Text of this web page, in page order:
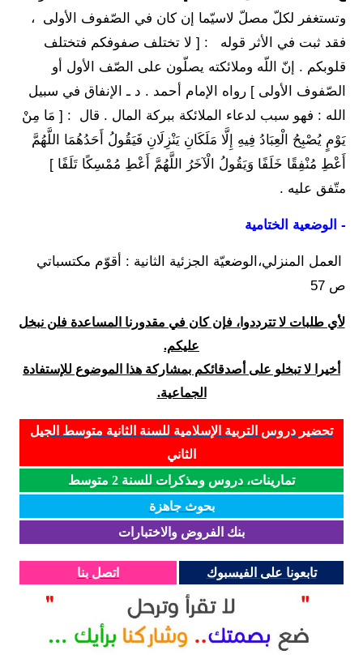
وتستغفر لكلّ مصلّ لاسيّما إن كان في الصّفوف الأولى ،
فقد ثبت في الأثر قوله : [ لا تختلف صفوفكم فتختلف
قلوبكم . إنّ اللّه وملائكته يصلّون على الصّف الأول أو
الصّفوف الأولى ] رواه الإمام أحمد . د ـ الإنفاق في سبيل
الله : فهو سبب لدعاء الملائكة ببركة المال . قال : [ مَا مِنْ
يَوْمٍ يُصْبِحُ الْعِبَادُ فِيهِ إِلَّا مَلَكَانِ يَنْزِلَانِ فَيَقُولُ أَحَدُهُمَا اللَّهُمَّ
أَعْطِ مُنْفِقًا خَلَفًا وَيَقُولُ الْآخَرُ اللَّهُمَّ أَعْطِ مُمْسِكًا تَلَفًا ]
متّفق عليه .
- الوضعية الختامية
العمل المنزلي،الوضعيّة الجزئية الثانية : أقوّم مكتسباتي
ص 57
لأي طلبات لا تترددوا، فإن كان في مقدورنا المساعدة فلن نبخل
عليكم.
أخيرا لا تبخلو على أصدقائكم بمشاركة هذا الموضوع للإستفادة
الجماعية.
تحضير دروس التربية الإسلامية للسنة الثانية متوسط الجيل
الثاني
تمارينات، دروس ومذكرات للسنة 2 متوسط
بحوث جاهزة
بنك الفروض والاختبارات
تابعونا على الفيسبوك اتصل بنا